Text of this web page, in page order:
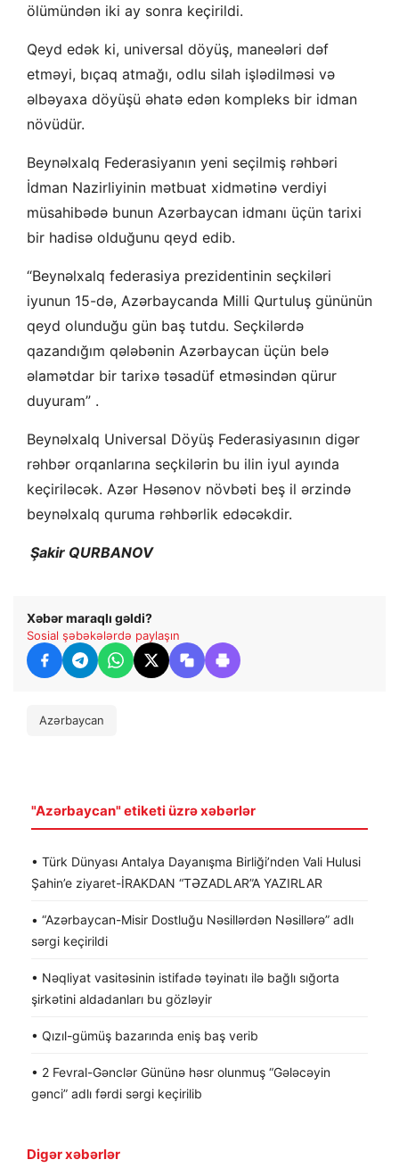
ölümündən iki ay sonra keçirildi.
Qeyd edək ki, universal döyüş, maneələri dəf
etməyi, bıçaq atmağı, odlu silah işlədilməsi və
əlbəyaxa döyüşü əhatə edən kompleks bir idman
növüdür.
Beynəlxalq Federasiyanın yeni seçilmiş rəhbəri
İdman Nazirliyinin mətbuat xidmətinə verdiyi
müsahibədə bunun Azərbaycan idmanı üçün tarixi
bir hadisə olduğunu qeyd edib.
“Beynəlxalq federasiya prezidentinin seçkiləri
iyunun 15-də, Azərbaycanda Milli Qurtuluş gününün
qeyd olunduğu gün baş tutdu. Seçkilərdə
qazandığım qələbənin Azərbaycan üçün belə
əlamətdar bir tarixə təsadüf etməsindən qürur
duyuram” .
Beynəlxalq Universal Döyüş Federasiyasının digər
rəhbər orqanlarına seçkilərin bu ilin iyul ayında
keçiriləcək. Azər Həsənov növbəti beş il ərzində
beynəlxalq quruma rəhbərlik edəcəkdir.
Şakir QURBANOV
Xəbər maraqlı gəldi?
Sosial şəbəkələrdə paylaşın
Azərbaycan
"Azərbaycan" etiketi üzrə xəbərlər
• Türk Dünyası Antalya Dayanışma Birliği’nden Vali Hulusi
Şahin’e ziyaret-İRAKDAN “TƏZADLAR”A YAZIRLAR
• “Azərbaycan-Misir Dostluğu Nəsillərdən Nəsillərə” adlı
sərgi keçirildi
• Nəqliyat vasitəsinin istifadə təyinatı ilə bağlı sığorta
şirkətini aldadanları bu gözləyir
• Qızıl-gümüş bazarında eniş baş verib
• 2 Fevral-Gənclər Gününə həsr olunmuş “Gələcəyin
gənci” adlı fərdi sərgi keçirilib
Digər xəbərlər